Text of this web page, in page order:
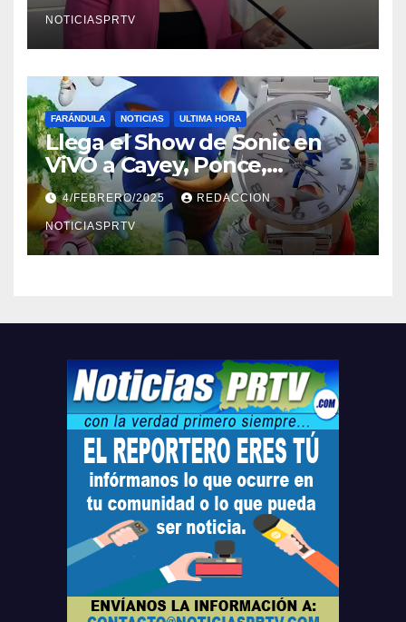
NOTICIASPRTV
FARÁNDULA NOTICIAS ULTIMA HORA
Llega el Show de Sonic en
ViVO a Cayey, Ponce,
Barceloneta y Humacao,
Relojes gratis para el que
compre ahora….
4/FEBRERO/2025 REDACCION
NOTICIASPRTV